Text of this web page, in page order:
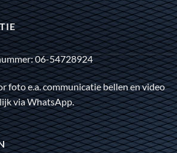
06-54728924
foto e.a. communicatie bellen en video
via WhatsApp.